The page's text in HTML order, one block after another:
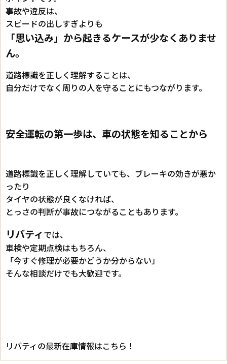
事故や違反は、
スピードの出しすぎよりも
「思い込み」から起きるケースが少なくありませ
ん。
道路標識を正しく理解することは、
自分だけでなく周りの人を守ることにもつながります。
安全運転の第一歩は、車の状態を知ることから
道路標識を正しく理解していても、ブレーキの効きが悪か
ったり
タイヤの状態が良くなければ、
とっさの判断が事故につながることもあります。
リバティ では、
車検や定期点検はもちろん、
「今すぐ修理が必要かどうか分からない」
そんな相談だけでも大歓迎です。
リバティの最新在庫情報はこちら！